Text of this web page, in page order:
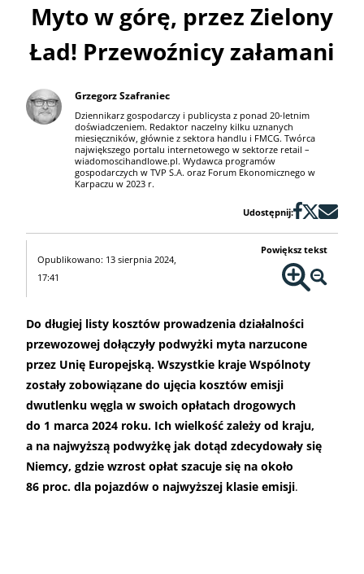
Myto w górę, przez Zielony
Ład! Przewoźnicy załamani
Grzegorz Szafraniec
Dziennikarz gospodarczy i publicysta z ponad 20-letnim
doświadczeniem. Redaktor naczelny kilku uznanych
miesięczników, głównie z sektora handlu i FMCG. Twórca
największego portalu internetowego w sektorze retail –
wiadomoscihandlowe.pl. Wydawca programów
gospodarczych w TVP S.A. oraz Forum Ekonomicznego w
Karpaczu w 2023 r.
Udostępnij:
Opublikowano: 13 sierpnia 2024,
17:41
Powiększ tekst
Do długiej listy kosztów prowadzenia działalności
przewozowej dołączyły podwyżki myta narzucone
przez Unię Europejską. Wszystkie kraje Wspólnoty
zostały zobowiązane do ujęcia kosztów emisji
dwutlenku węgla w swoich opłatach drogowych
do 1 marca 2024 roku. Ich wielkość zależy od kraju,
a na najwyższą podwyżkę jak dotąd zdecydowały się
Niemcy, gdzie wzrost opłat szacuje się na około
86 proc. dla pojazdów o najwyższej klasie emisji.